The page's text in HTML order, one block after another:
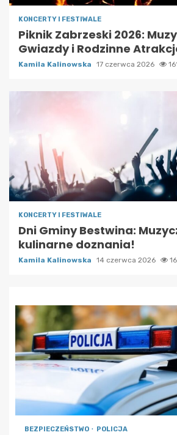
KONCERTY I FESTIWALE
Piknik Zabrzeski 2026:
Gwiazdy i Rodzinne
Kamila Kalinowska 17 czerwca 2026
KONCERTY I FESTIWALE
Dni Gminy Bestwina:
kulinarne doznania!
Kamila Kalinowska 14 czerwca 2026
BEZPIECZEŃSTWO POLICJA